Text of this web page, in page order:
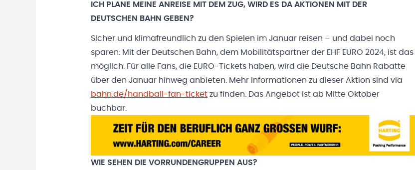
ICH PLANE MEINE ANREISE MIT DEM ZUG, WIRD ES DA AKTIONEN MIT DER
DEUTSCHEN BAHN GEBEN?
Sicher und klimafreundlich zu den Spielen im Januar reisen – und dabei noch
sparen: Mit der Deutschen Bahn, dem Mobilitätspartner der EHF EURO 2024, ist das
möglich. Für alle Fans, die EURO-Tickets haben, wird die Deutsche Bahn Rabatte
über den Januar hinweg anbieten. Mehr Informationen zu dieser Aktion sind via
bahn.de/handball-fan-ticket zu finden. Das Angebot ist ab Mitte Oktober
buchbar.
WIE SEHEN DIE VORRUNDENGRUPPEN AUS?